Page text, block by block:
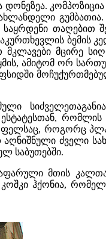
გუმბათია.
საყრდენი თაღებით
ბემის
მცირე
ამიტომ ორ
რომლის
როგორც
აღნიშნული ძველი
საბუთებში.
მთის კალთა
ჰქონია,